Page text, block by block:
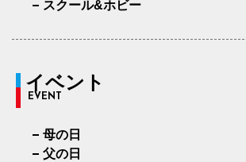
スクール&ホビー
イベント
EVENT
母の日
父の日